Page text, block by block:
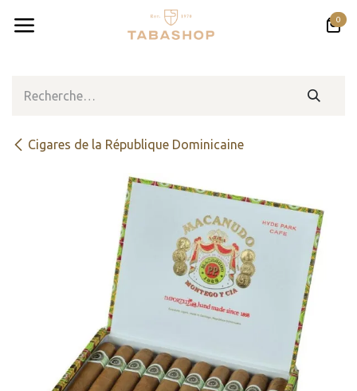
0
Cigares de la République Dominicaine